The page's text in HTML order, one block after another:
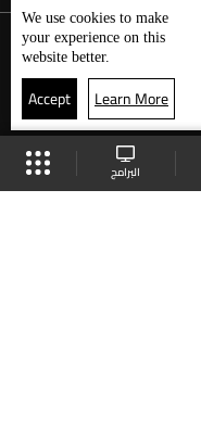
البرامج
We use cookies to make
your experience on this
website better.
Accept Learn More
البث المباشر